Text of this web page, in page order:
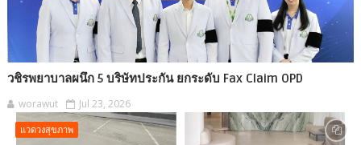
วชิรพยาบาลผนึก 5 บริษัทประกัน ยกระดับ Fax Claim OPD
worawut Jul 23, 2026
แวดวงสุขภาพ